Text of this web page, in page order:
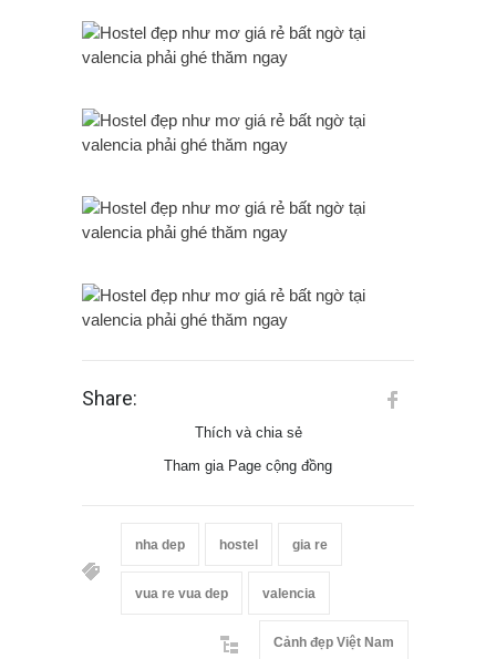
Share:
Thích và chia sẻ
Tham gia Page cộng đồng
nha dep hostel gia re
vua re vua dep valencia
Cảnh đẹp Việt Nam